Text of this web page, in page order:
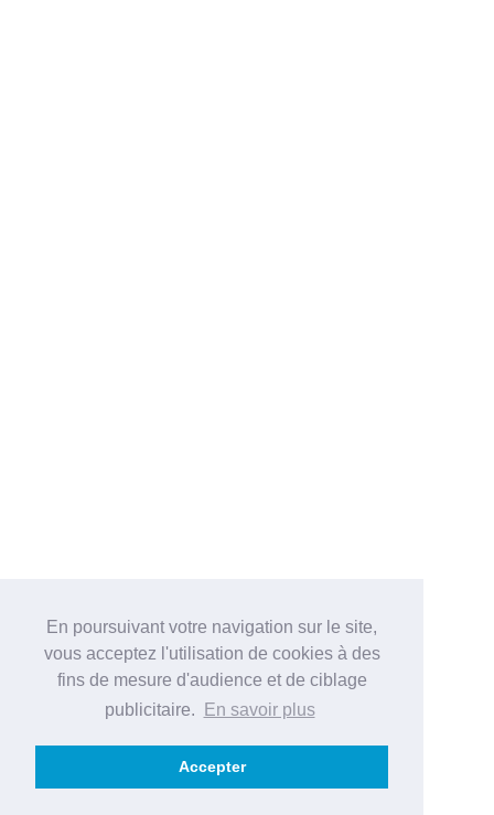
En poursuivant votre navigation sur le site,
vous acceptez l'utilisation de cookies à des
fins de mesure d'audience et de ciblage
publicitaire.
En savoir plus
Accepter